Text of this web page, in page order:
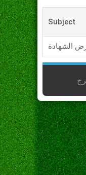
Subject
الشهادة